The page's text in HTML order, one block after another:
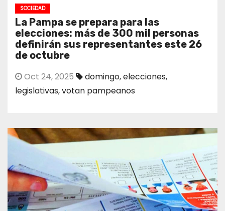
SOCIEDAD
La Pampa se prepara para las
elecciones: más de 300 mil personas
definirán sus representantes este 26
de octubre
Oct 24, 2025 domingo,elecciones,
legislativas,votan pampeanos